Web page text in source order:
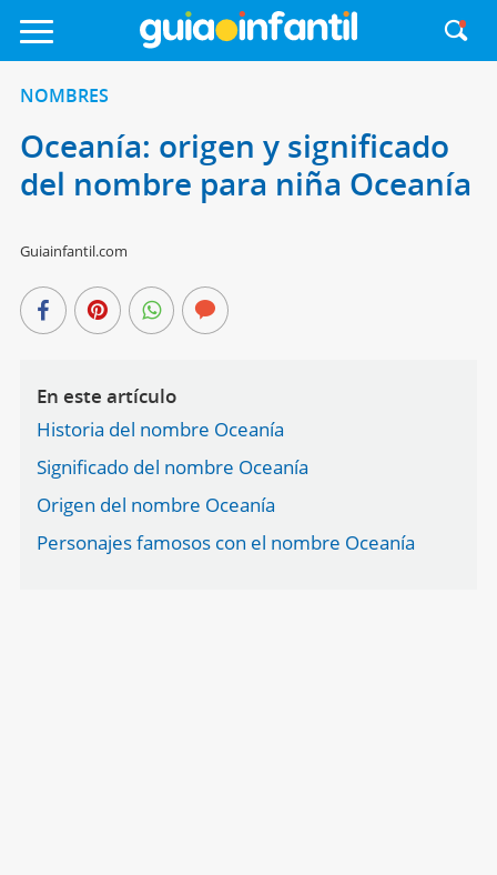
NOMBRES
Oceanía: origen y significado
del nombre para niña Oceanía
Guiainfantil.com
En este artículo
Historia del nombre Oceanía
Significado del nombre Oceanía
Origen del nombre Oceanía
Personajes famosos con el nombre Oceanía